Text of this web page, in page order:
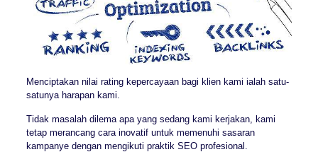
Menciptakan nilai rating kepercayaan bagi klien kami ialah satu-
satunya harapan kami.
Tidak masalah dilema apa yang sedang kami kerjakan, kami
tetap merancang cara inovatif untuk memenuhi sasaran
kampanye dengan mengikuti praktik SEO profesional.